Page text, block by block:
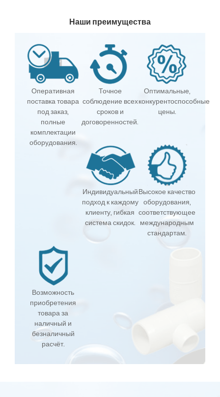
Наши преимущества
Оперативная
поставка товара
под заказ,
полные
комплектации
оборудования.
Точное
соблюдение всех
сроков и
договоренностей.
Оптимальные,
конкурентоспособные
цены.
Индивидуальный
подход к каждому
клиенту, гибкая
система скидок.
Высокое качество
оборудования,
соответствующее
международным
стандартам.
Возможность
приобретения
товара за
наличный и
безналичный
расчёт.